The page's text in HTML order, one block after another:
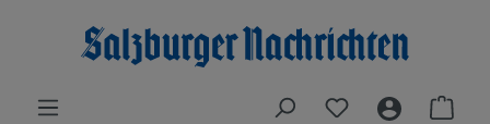
Zum Hauptinhalt springen
Du hast 0